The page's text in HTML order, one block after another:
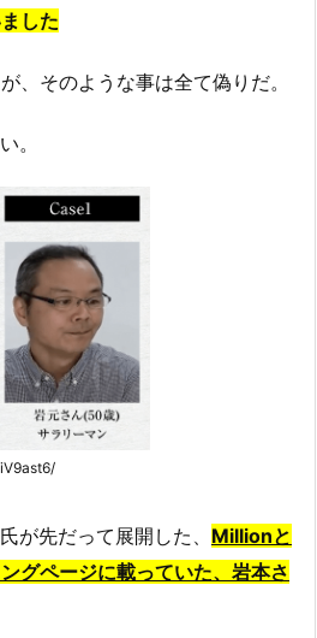
した
、そのような事は全て偽りだ。
。
が先だって展開した、 Millionと
グページに載っていた、岩本さ